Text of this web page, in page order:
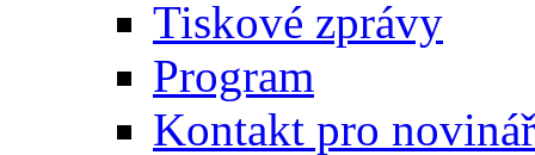
Tiskové zprávy
Program
Kontakt pro